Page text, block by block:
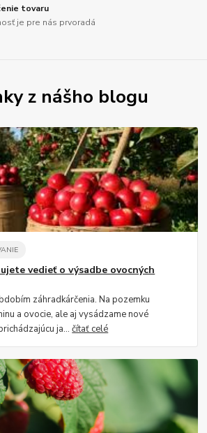
tovaru
je pre nás prvoradá
z nášho blogu
vedieť o výsadbe ovocných
záhradkárčenia. Na pozemku
a ovocie, ale aj vysádzame nové
ja...čítať celé